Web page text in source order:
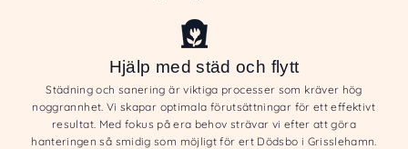
Hjälp med städ och flytt
Städning och sanering är viktiga processer som kräver hög
noggrannhet. Vi skapar optimala förutsättningar för ett effektivt
resultat. Med fokus på era behov strävar vi efter att göra
hanteringen så smidig som möjligt för ert Dödsbo i Grisslehamn.